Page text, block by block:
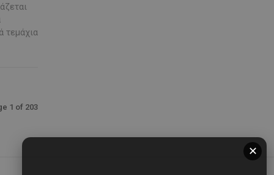
τεμάχια
1 of 203
✕